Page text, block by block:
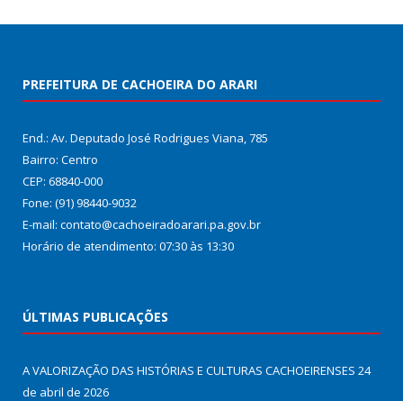
PREFEITURA DE CACHOEIRA DO ARARI
End.: Av. Deputado José Rodrigues Viana, 785
Bairro: Centro
CEP: 68840-000
Fone: (91) 98440-9032
E-mail: contato@cachoeiradoarari.pa.gov.br
Horário de atendimento: 07:30 às 13:30
ÚLTIMAS PUBLICAÇÕES
A VALORIZAÇÃO DAS HISTÓRIAS E CULTURAS CACHOEIRENSES 24
de abril de 2026